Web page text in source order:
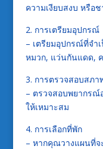
ความเงียบสงบ หรือ
2. การเตรียมอุปกรณ์
– เตรียมอุปกรณ์ที่จำ
หมวก, แว่นกันแดด,
3. การตรวจสอบสภา
– ตรวจสอบพยากรณ์
ให้เหมาะสม
4. การเลือกที่พัก
– หากคุณวางแผนที่จ